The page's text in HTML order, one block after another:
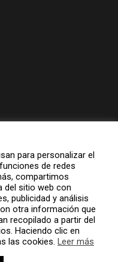
para personalizar el
de redes
compartimos
del sitio web con
publicidad y análisis
otra información que
recopilado a partir del
Haciendo clic en
las cookies. Leer más